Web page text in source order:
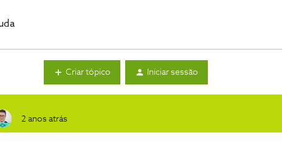
Criar tópico Iniciar sessão
2 anos atrás